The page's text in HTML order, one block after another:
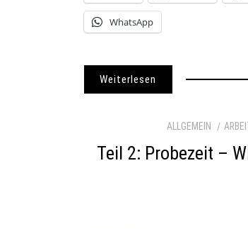
WhatsApp
Weiterlesen
ALLGEMEIN
Teil 2: Probezeit –